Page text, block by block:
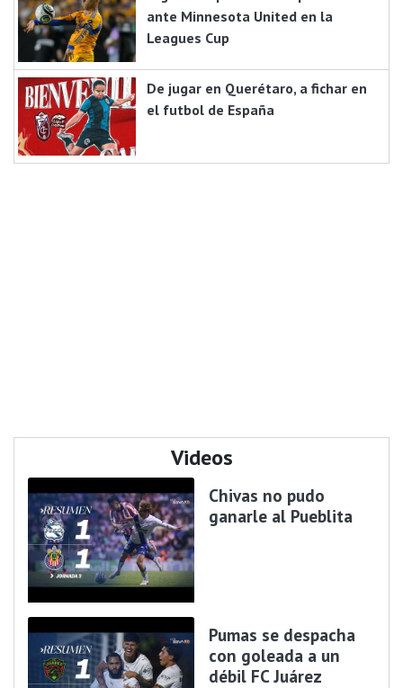
ante Minnesota United en la
Leagues Cup
De jugar en Querétaro, a fichar en
el futbol de España
Videos
Chivas no pudo
ganarle al Pueblita
Pumas se despacha
con goleada a un
débil FC Juárez